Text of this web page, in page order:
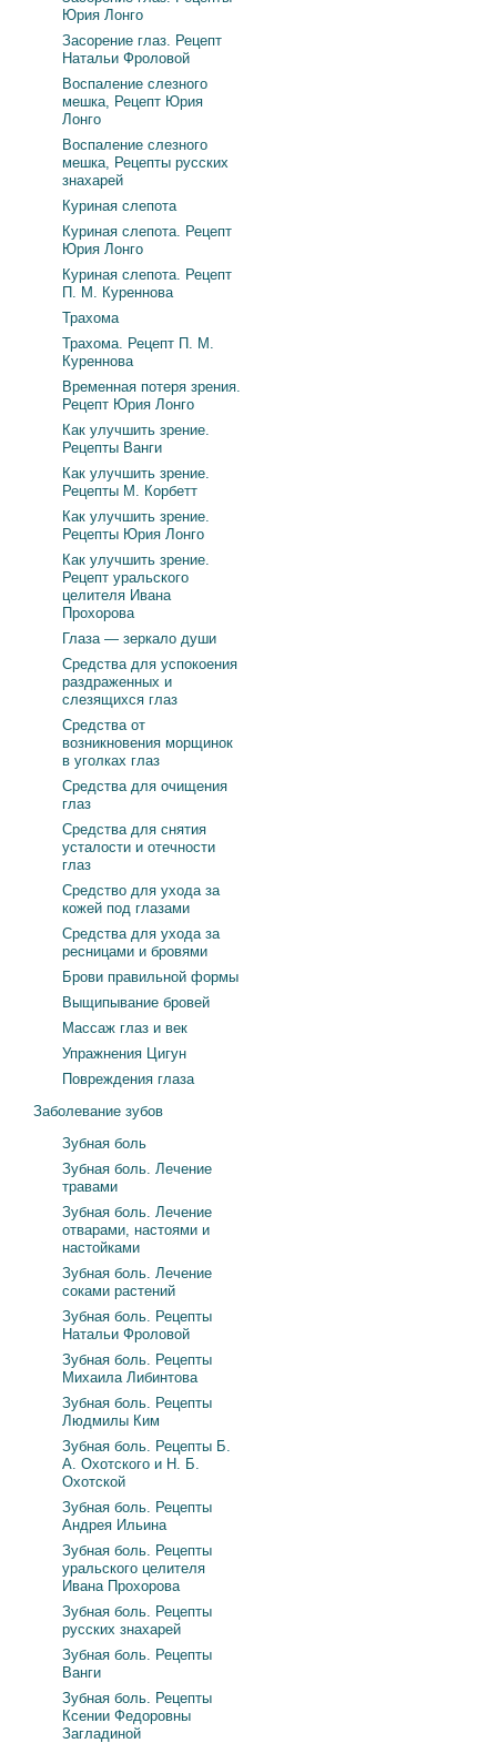
Юрия Лонго
Засорение глаз. Рецепт
Натальи Фроловой
Воспаление слезного
мешка, Рецепт Юрия
Лонго
Воспаление слезного
мешка, Рецепты русских
знахарей
Куриная слепота
Куриная слепота. Рецепт
Юрия Лонго
Куриная слепота. Рецепт
П. М. Куреннова
Трахома
Трахома. Рецепт П. М.
Куреннова
Временная потеря зрения.
Рецепт Юрия Лонго
Как улучшить зрение.
Рецепты Ванги
Как улучшить зрение.
Рецепты М. Корбетт
Как улучшить зрение.
Рецепты Юрия Лонго
Как улучшить зрение.
Рецепт уральского
целителя Ивана
Прохорова
Глаза — зеркало души
Средства для успокоения
раздраженных и
слезящихся глаз
Средства от
возникновения морщинок
в уголках глаз
Средства для очищения
глаз
Средства для снятия
усталости и отечности
глаз
Средство для ухода за
кожей под глазами
Средства для ухода за
ресницами и бровями
Брови правильной формы
Выщипывание бровей
Массаж глаз и век
Упражнения Цигун
Повреждения глаза
Заболевание зубов
Зубная боль
Зубная боль. Лечение
травами
Зубная боль. Лечение
отварами, настоями и
настойками
Зубная боль. Лечение
соками растений
Зубная боль. Рецепты
Натальи Фроловой
Зубная боль. Рецепты
Михаила Либинтова
Зубная боль. Рецепты
Людмилы Ким
Зубная боль. Рецепты Б.
А. Охотского и Н. Б.
Охотской
Зубная боль. Рецепты
Андрея Ильина
Зубная боль. Рецепты
уральского целителя
Ивана Прохорова
Зубная боль. Рецепты
русских знахарей
Зубная боль. Рецепты
Ванги
Зубная боль. Рецепты
Ксении Федоровны
Загладиной